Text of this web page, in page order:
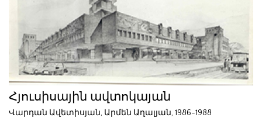
Հյուսիսային ավտոկայան
Վարդան Ավետիսյան, Արմեն Աղալյան, 1986-1988